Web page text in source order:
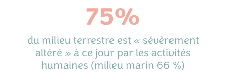
75%
du milieu terrestre est « sévèrement
altéré » à ce jour par les activités
humaines (milieu marin 66 %)